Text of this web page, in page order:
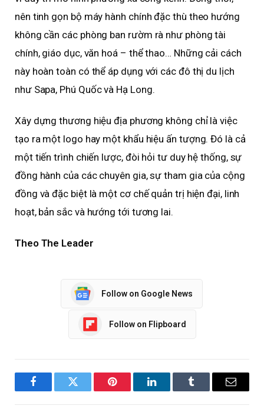
nên tinh gọn bộ máy hành chính đặc thù theo hướng
không cần các phòng ban rườm rà như phòng tài
chính, giáo dục, văn hoá – thể thao… Những cải cách
này hoàn toàn có thể áp dụng với các đô thị du lịch
như Sapa, Phú Quốc và Hạ Long.
Xây dựng thương hiệu địa phương không chỉ là việc
tạo ra một logo hay một khẩu hiệu ấn tượng. Đó là cả
một tiến trình chiến lược, đòi hỏi tư duy hệ thống, sự
đồng hành của các chuyên gia, sự tham gia của cộng
đồng và đặc biệt là một cơ chế quản trị hiện đại, linh
hoạt, bản sắc và hướng tới tương lai.
Theo The Leader
Follow on Google News
Follow on Flipboard
FacebookTwitter Pinterest LinkedInTumblr Email